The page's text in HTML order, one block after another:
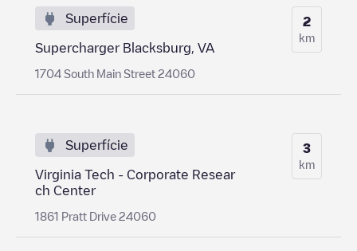
Superfície
Supercharger Blacksburg, VA
1704 South Main Street 24060
2
km
Superfície
Virginia Tech - Corporate Resear
ch Center
1861 Pratt Drive 24060
3
km